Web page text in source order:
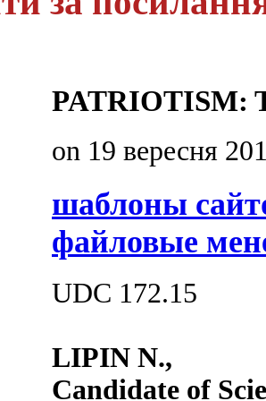
PATRIOTISM:
on 19 вересня
шаблоны
файловые
UDC 172.15
LIPIN N.,
Candidate of